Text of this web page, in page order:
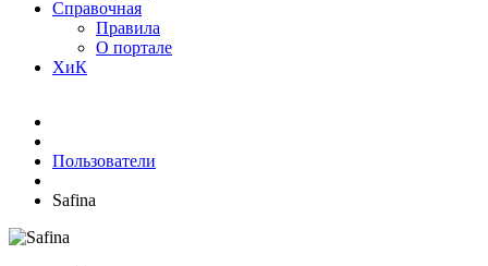
Справочная
Правила
О портале
ХиК
Пользователи
Safina